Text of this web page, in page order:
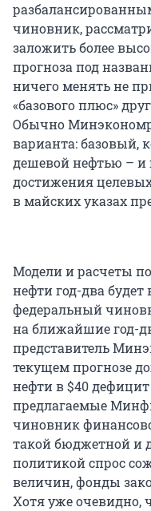
чиновник,
заложить более
прогноза под
ничего менять не
«базового плюс»
Обычно
варианта: базовый,
дешевой нефтью – и
достижения
в майских указах
Модели и расчеты
нефти год-два будет
федеральный
на ближайшие год-
представитель
текущем прогнозе
нефти в $40
предлагаемые
чиновник
такой бюджетной и
политикой спрос
величин, фонды
Хотя уже очевидно,